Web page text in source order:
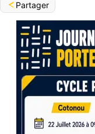
Partager